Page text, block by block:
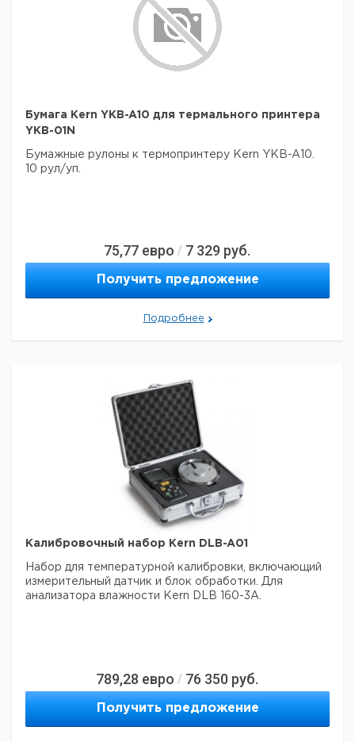
Бумага Kern YKB-A10 для термального принтера
YKB-01N
Бумажные рулоны к термопринтеру Kern YKB-A10.
10 рул/уп.
75,77 евро / 7 329 руб.
Получить предложение
Подробнее
Калибровочный набор Kern DLB-A01
Набор для температурной калибровки, включающий
измерительный датчик и блок обработки.
Для
анализатора влажности Kern DLB 160-3A.
789,28 евро / 76 350 руб.
Получить предложение